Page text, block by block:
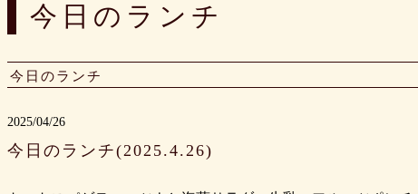
今日のランチ
今日のランチ
2025/04/26
今日のランチ(2025.4.26)